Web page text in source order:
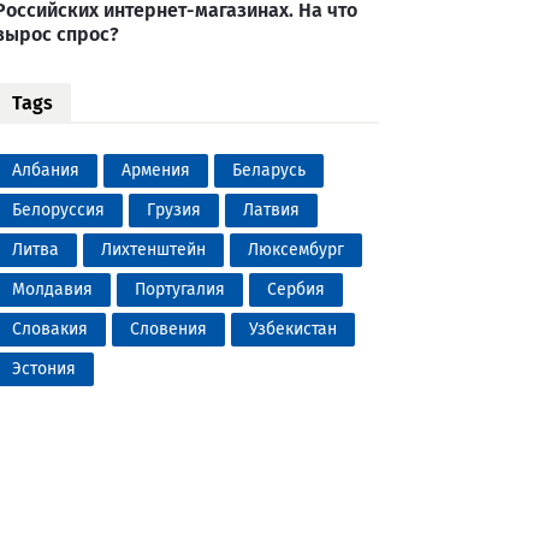
интернет-магазинах. На что
спрос?
Tags
Албания Армения
Беларусь
Белоруссия
Грузия
Латвия
Литва
Лихтенштейн
Люксембург
Молдавия
Португалия
Сербия
Словакия
Словения
Узбекистан
Эстония